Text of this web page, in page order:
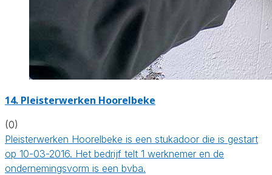
14. Pleisterwerken Hoorelbeke
(0)
Pleisterwerken Hoorelbeke is een stukadoor die is gestart
op 10-03-2016. Het bedrijf telt 1 werknemer en de
ondernemingsvorm is een bvba.